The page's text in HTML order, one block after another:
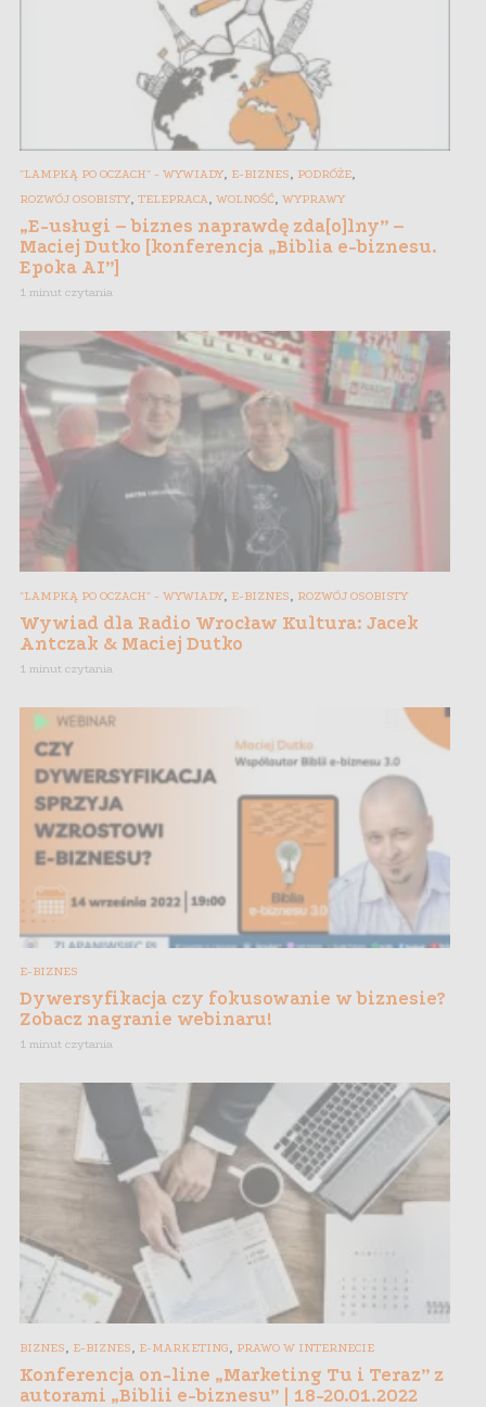
"LAMPKĄ PO OCZACH" - WYWIADY, E-BIZNES, PODRÓŻE,
ROZWÓJ OSOBISTY, TELEPRACA, WOLNOŚĆ, WYPRAWY
„E-usługi – biznes naprawdę zda[o]lny” –
Maciej Dutko [konferencja „Biblia e-biznesu.
Epoka AI”]
1 minut czytania
"LAMPKĄ PO OCZACH" - WYWIADY, E-BIZNES ROZWÓJ OSOBISTY
Wywiad dla Radio Wrocław Kultura: Jacek
Antczak & Maciej Dutko
1 minut czytania
E-BIZNES
Dywersyfikacja czy fokusowanie w biznesie?
Zobacz nagranie webinaru!
1 minut czytania
BIZNES E-BIZNES E-MARKETING PRAWO W INTERNECIE
Konferencja on-line „Marketing Tu i Teraz” z
autorami „Biblii e-biznesu” | 18-20.01.2022